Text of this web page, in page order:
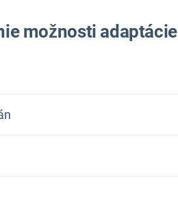
možnosti adaptácie